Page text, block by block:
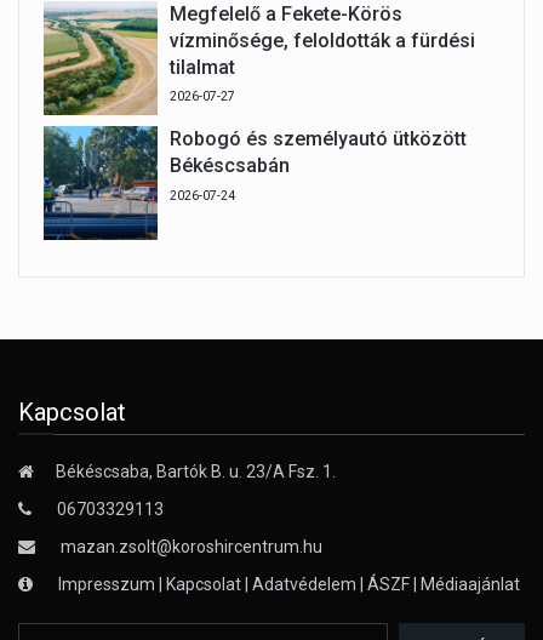
Megfelelő a Fekete-Körös
vízminősége, feloldották a fürdési
tilalmat
2026-07-27
Robogó és személyautó ütközött
Békéscsabán
2026-07-24
Kapcsolat
Békéscsaba, Bartók B. u. 23/A Fsz. 1.
06703329113
mazan.zsolt@koroshircentrum.hu
Impresszum
Kapcsolat Adatvédelem ÁSZF Médiaajánlat